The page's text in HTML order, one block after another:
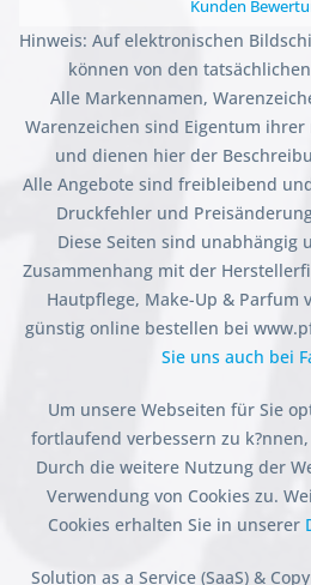
Kunden
Hinweis: Auf elektronischen
können von den
Alle Markennamen,
Warenzeichen sind Eigentum
und dienen hier der
Alle Angebote sind freibleibend
Druckfehler und
Diese Seiten sind unabhängig
Zusammenhang mit der
Hautpflege, Make-Up & Parfum
günstig online bestellen bei
Sie uns auch bei
Um unsere Webseiten für Sie
fortlaufend verbessern zu
Durch die weitere Nutzung der
Verwendung von Cookies zu.
Cookies erhalten Sie in unserer
Solution as a Service (SaaS) &